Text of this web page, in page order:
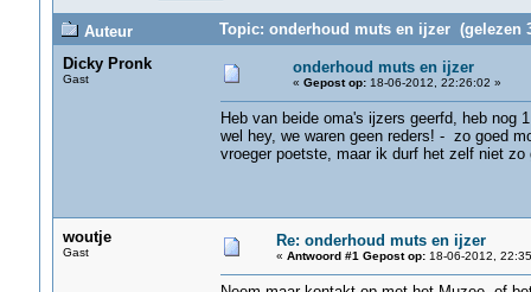
Auteur
Topic: onderhoud muts en ijzer (gelezen
Dicky Pronk
Gast
onderhoud muts en ijzer
« Gepost op:18-06-2012, 22:26:02 »
Heb van beide oma's ijzers geerfd, heb nog
wel hey, we waren geen reders! - zo goed
vroeger poetste, maar ik durf het zelf niet
woutje
Gast
Re: onderhoud muts en ijzer
« Antwoord #1 Gepost op:18-06-2012,